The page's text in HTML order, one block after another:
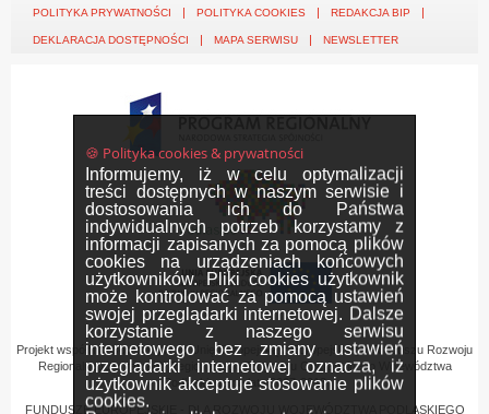
🍪 Polityka cookies & prywatności
Informujemy, iż w celu optymalizacji
treści dostępnych w naszym serwisie i
dostosowania ich do Państwa
indywidualnych potrzeb korzystamy z
informacji zapisanych za pomocą plików
cookies na urządzeniach końcowych
użytkowników. Pliki cookies użytkownik
może kontrolować za pomocą ustawień
swojej przeglądarki internetowej. Dalsze
korzystanie z naszego serwisu
internetowego bez zmiany ustawień
przeglądarki internetowej oznacza, iż
użytkownik akceptuje stosowanie plików
cookies.
POLITYKA PRYWATNOŚCI POLITYKA COOKIES REDAKCJA BIP
DEKLARACJA DOSTĘPNOŚCI MAPA SERWISU NEWSLETTER
Projekt współfinansowany przez Unię Europejską z Europejskiego Funduszu Rozwoju
Regionalnego w ramach Regionalnego Programu Operacyjnego Województwa
Podlaskiego na lata 2007-2013
FUNDUSZE EUROPEJSKIE - DLA ROZWOJU WOJEWÓDZTWA PODLASKIEGO